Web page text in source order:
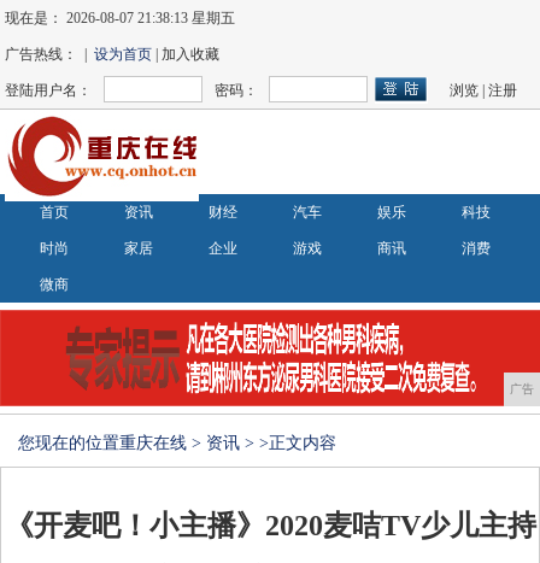
现在是：2026-08-07 21:38:14 星期五
广告热线： |设为首页 | 加入收藏
登陆用户名： 密码： 浏览 |注册
首页 资讯 财经 汽车 娱乐 科技
时尚 家居 企业 游戏 商讯 消费
微商
广告
您现在的位置重庆在线 > 资讯 > >正文内容
《开麦吧！小主播》2020麦咭TV少儿主持